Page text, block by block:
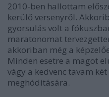
2010-ben hallottam
kerülő versenyről.
gyorsulás volt a
maratonomat
akkoriban még a
Minden esetre a magot
vágy a kedvenc tavam
meghódítására.